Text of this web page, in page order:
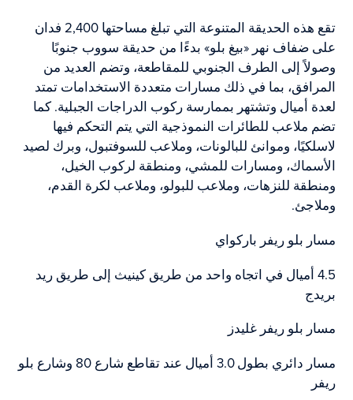
تقع هذه الحديقة المتنوعة التي تبلغ مساحتها 2,400 فدان
على ضفاف نهر «بيغ بلو» بدءًا من حديقة سووب جنوبًا
وصولاً إلى الطرف الجنوبي للمقاطعة، وتضم العديد من
المرافق، بما في ذلك مسارات متعددة الاستخدامات تمتد
لعدة أميال وتشتهر بممارسة ركوب الدراجات الجبلية. كما
تضم ملاعب للطائرات النموذجية التي يتم التحكم فيها
لاسلكيًا، وموانئ للبالونات، وملاعب للسوفتبول، وبرك لصيد
الأسماك، ومسارات للمشي، ومنطقة لركوب الخيل،
ومنطقة للنزهات، وملاعب للبولو، وملاعب لكرة القدم،
وملاجئ.
مسار بلو ريفر باركواي
4.5 أميال في اتجاه واحد من طريق كينيث إلى طريق ريد
بريدج
مسار بلو ريفر غليدز
مسار دائري بطول 3.0 أميال عند تقاطع شارع 80 وشارع بلو
ريفر